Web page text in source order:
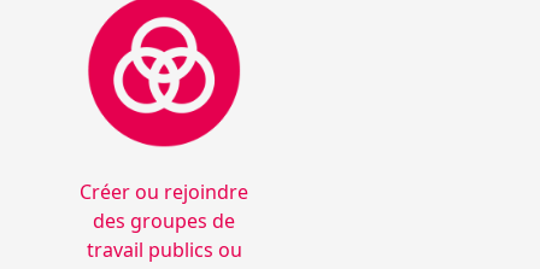
Créer ou rejoindre
des groupes de
travail publics ou